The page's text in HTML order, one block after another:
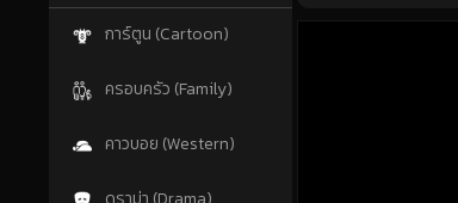
การ์ตูน (Cartoon)
ครอบครัว (Family)
คาวบอย (Western)